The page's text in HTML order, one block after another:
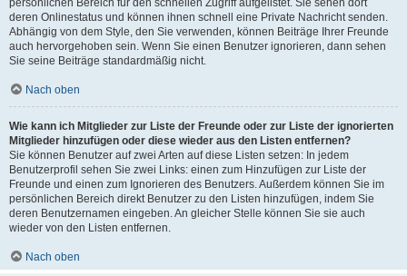
persönlichen Bereich für den schnellen Zugriff aufgelistet. Sie sehen dort
deren Onlinestatus und können ihnen schnell eine Private Nachricht senden.
Abhängig von dem Style, den Sie verwenden, können Beiträge Ihrer Freunde
auch hervorgehoben sein. Wenn Sie einen Benutzer ignorieren, dann sehen
Sie seine Beiträge standardmäßig nicht.
Nach oben
Wie kann ich Mitglieder zur Liste der Freunde oder zur Liste der ignorierten
Mitglieder hinzufügen oder diese wieder aus den Listen entfernen?
Sie können Benutzer auf zwei Arten auf diese Listen setzen: In jedem
Benutzerprofil sehen Sie zwei Links: einen zum Hinzufügen zur Liste der
Freunde und einen zum Ignorieren des Benutzers. Außerdem können Sie im
persönlichen Bereich direkt Benutzer zu den Listen hinzufügen, indem Sie
deren Benutzernamen eingeben. An gleicher Stelle können Sie sie auch
wieder von den Listen entfernen.
Nach oben